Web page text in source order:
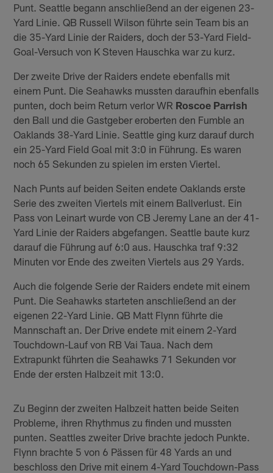
Punt. Seattle begann anschließend an der eigenen 23-
Yard Linie. QB Russell Wilson führte sein Team bis an
die 35-Yard Linie der Raiders, doch der 53-Yard Field-
Goal-Versuch von K Steven Hauschka war zu kurz.
Der zweite Drive der Raiders endete ebenfalls mit
einem Punt. Die Seahawks mussten daraufhin ebenfalls
punten, doch beim Return verlor WR Roscoe Parrish
den Ball und die Gastgeber eroberten den Fumble an
Oaklands 38-Yard Linie. Seattle ging kurz darauf durch
ein 25-Yard Field Goal mit 3:0 in Führung. Es waren
noch 65 Sekunden zu spielen im ersten Viertel.
Nach Punts auf beiden Seiten endete Oaklands erste
Serie des zweiten Viertels mit einem Ballverlust. Ein
Pass von Leinart wurde von CB Jeremy Lane an der 41-
Yard Linie der Raiders abgefangen. Seattle baute kurz
darauf die Führung auf 6:0 aus. Hauschka traf 9:32
Minuten vor Ende des zweiten Viertels aus 29 Yards.
Auch die folgende Serie der Raiders endete mit einem
Punt. Die Seahawks starteten anschließend an der
eigenen 22-Yard Linie. QB Matt Flynn führte die
Mannschaft an. Der Drive endete mit einem 2-Yard
Touchdown-Lauf von RB Vai Taua. Nach dem
Extrapunkt führten die Seahawks 71 Sekunden vor
Ende der ersten Halbzeit mit 13:0.
Zu Beginn der zweiten Halbzeit hatten beide Seiten
Probleme, ihren Rhythmus zu finden und mussten
punten. Seattles zweiter Drive brachte jedoch Punkte.
Flynn brachte 5 von 6 Pässen für 48 Yards an und
beschloss den Drive mit einem 4-Yard Touchdown-Pass